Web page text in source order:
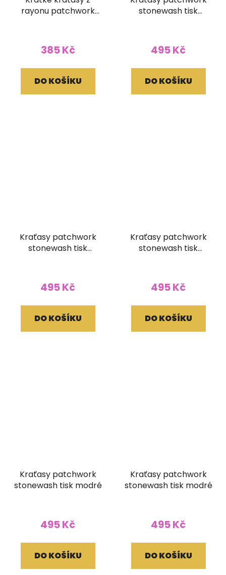
rayonu patchwork
385 Kč
DO KOŠÍKU
stonewash tisk
495 Kč
DO KOŠÍKU
Kraťasy patchwork
stonewash tisk
495 Kč
DO KOŠÍKU
Kraťasy patchwork
stonewash tisk
495 Kč
DO KOŠÍKU
Kraťasy patchwork
stonewash tisk modré
495 Kč
DO KOŠÍKU
Kraťasy patchwork
stonewash tisk modré
495 Kč
DO KOŠÍKU